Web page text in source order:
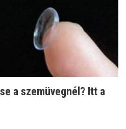
a szemüvegnél? Itt a